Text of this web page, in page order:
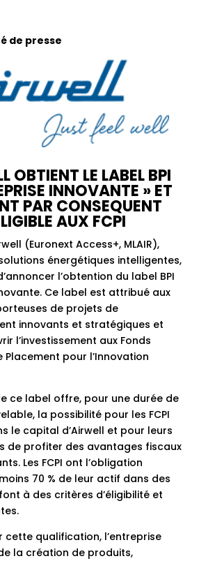
de presse
OBTIENT LE LABEL BPI
INNOVANTE » ET
PAR CONSEQUENT
AUX FCPI
(Euronext Access+, MLAIR),
énergétiques intelligentes,
l’obtention du label BPI
Ce label est attribué aux
de projets de
innovants et stratégiques et
l’investissement aux Fonds
Placement pour l’Innovation
ce label offre, pour une durée de
la possibilité pour les FCPI
le capital d’Airwell et pour leurs
de profiter des avantages fiscaux
Les FCPI ont l’obligation
70 % de leur actif dans des
à des critères d’éligibilité et
cette qualification, l’entreprise
la création de produits,